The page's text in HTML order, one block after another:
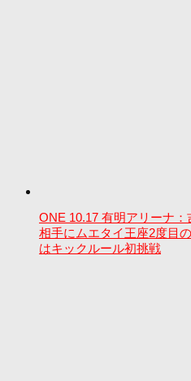
ONE 10.17 有明アリーナ
相手にムエタイ王座2度目
はキックルール初挑戦